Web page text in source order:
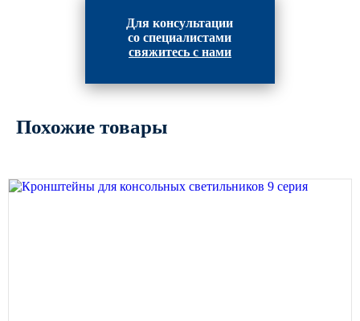
Для консультации
со специалистами
свяжитесь с нами
Похожие товары